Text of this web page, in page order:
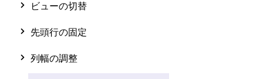
ビューの切替
先頭行の固定
列幅の調整